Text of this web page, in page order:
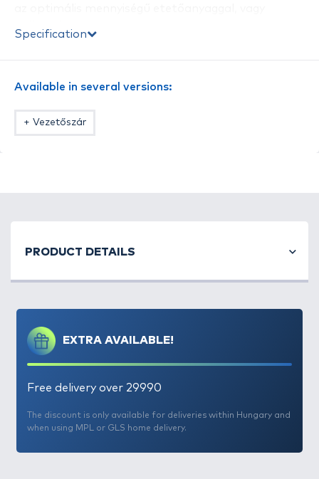
Elérhető 35, 45, 55 és 65 grammos változatokban
- 2 db egyforma, vezetőszárral ellátott method
- 1 db töltőszerszám
Specification
Available in several versions:
+ Vezetőszár
EXTRA AVAILABLE!
Free delivery over 29990
The discount is only available for deliveries within Hungary and
when using MPL or GLS home delivery.
PRODUCT DETAILS